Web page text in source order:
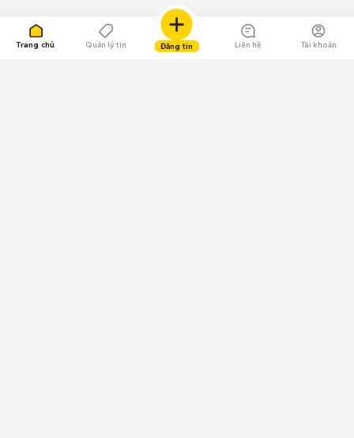
Trang chủ Quản lý tin Đăng tin Liên hệ Tài khoản